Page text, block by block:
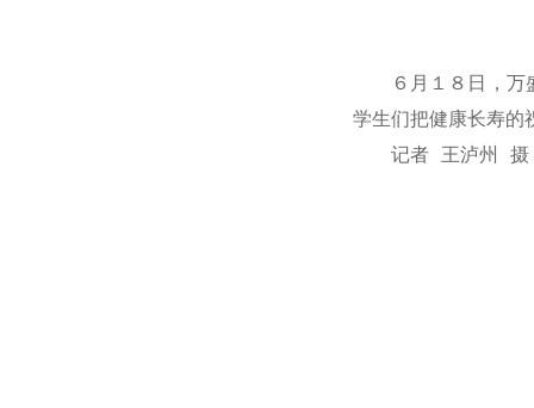
６月１８日，
学生们把健康长寿的
记者 王泸州 摄